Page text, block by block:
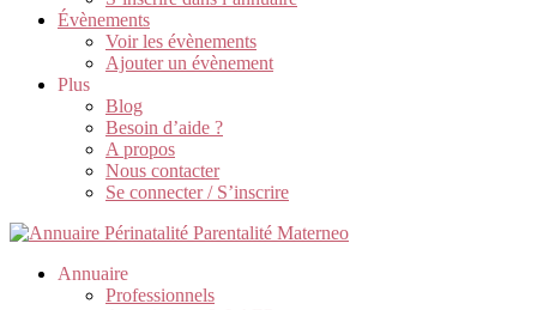
Évènements
Voir les évènements
Ajouter un évènement
Plus
Blog
Besoin d’aide ?
A propos
Nous contacter
Se connecter / S’inscrire
Annuaire
Professionnels